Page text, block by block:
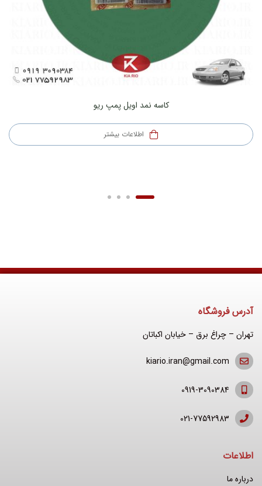
کاسه نمد اویل پمپ ریو
اطلاعات بیشتر
آدرس فروشگاه
تهران – چراغ برق – خیابان اکباتان
kiario.iran@gmail.com
0919-3090384
021-77592983
اطلاعات
درباره ما